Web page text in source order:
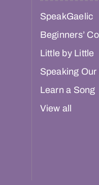
SpeakGaelic
Beginners’
Little by Little
Speaking
Learn a Song
View all